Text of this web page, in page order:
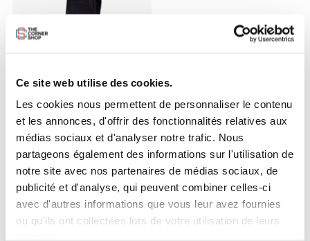
Ce site web utilise des cookies.
Les cookies nous permettent de personnaliser le contenu
et les annonces, d'offrir des fonctionnalités relatives aux
médias sociaux et d'analyser notre trafic. Nous
partageons également des informations sur l'utilisation de
notre site avec nos partenaires de médias sociaux, de
publicité et d'analyse, qui peuvent combiner celles-ci
avec d'autres informations que vous leur avez fournies
ou qu'ils ont collectées lors de votre utilisation de leurs
Mystic Poncho Black
54,95 €